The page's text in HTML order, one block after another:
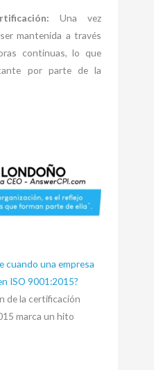
Una vez
mantenida a través
continuas, lo que
por parte de la
cuando una empresa
ISO 9001:2015?
de la certificación
marca un hito